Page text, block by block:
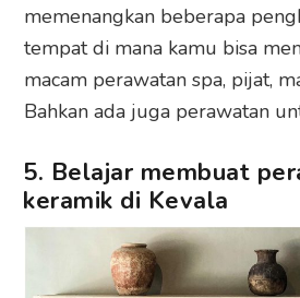
memenangkan beberapa
tempat di mana kamu bisa
macam perawatan spa, pijat,
Bahkan ada juga perawatan
5. Belajar membuat
keramik di Kevala